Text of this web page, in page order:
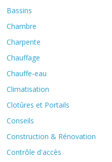
Bassins
Chambre
Charpente
Chauffage
Chauffe-eau
Climatisation
Clotûres et Portails
Conseils
Construction & Rénovation
Contrôle d'accès